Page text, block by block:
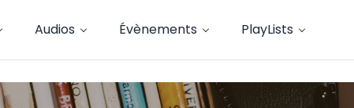
Audios Évènements PlayLists